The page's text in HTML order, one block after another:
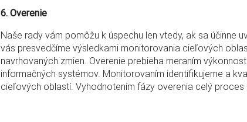
6. Overenie
Naše rady vám pomôžu k úspechu len vtedy, ak sa účinne
vás presvedčíme výsledkami monitorovania cieľových
navrhovaných zmien. Overenie prebieha meraním
informačných systémov. Monitorovaním identifikujeme a
cieľových oblastí. Vyhodnotením fázy overenia celý proces